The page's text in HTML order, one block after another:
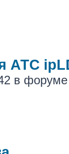
АТС
в